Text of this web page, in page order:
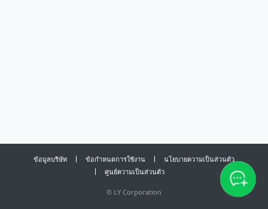
ข้อมูลบริษัท ข้อกำหนดการใช้งาน
นโยบายความเป็นส่วนตัว
ศูนย์ความเป็นส่วนตัว
© LY Corporation